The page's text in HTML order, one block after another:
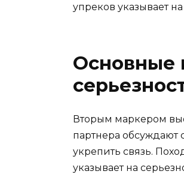
упреков указывает
Основные
Вторым маркером
партнера обсуждают
укрепить связь.
указывает на